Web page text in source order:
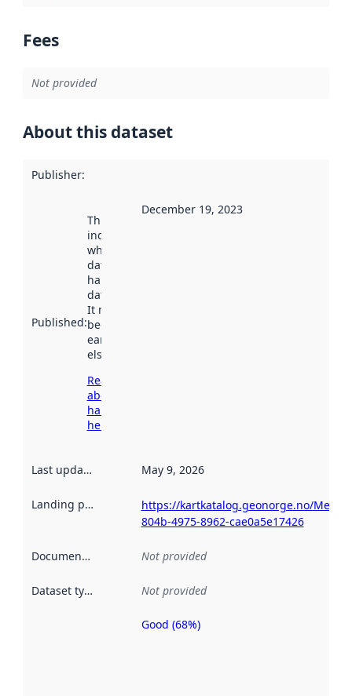
Fees
Not provided
About this dataset
Publisher:
Published:
This date
indicates
when the
dataset was
harvested by
data.norge.no.
It may have
been available
earlier
elsewhere.
Read more
about
harvesting
here
December 19, 2023
Last updated May 9, 2026
Landing page
https://kartkatalog.geonorge.no/
804b-4975-8962-cae0a5e17426
Documentation Not provided
Dataset type Not provided
Metadata
Good (68%)